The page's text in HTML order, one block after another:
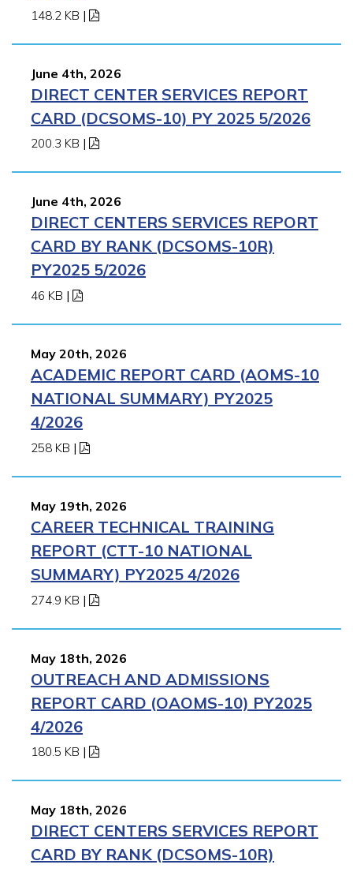
148.2 KB |
June 4th, 2026
DIRECT CENTER SERVICES REPORT
CARD (DCSOMS-10) PY 2025 5/2026
200.3 KB |
June 4th, 2026
DIRECT CENTERS SERVICES REPORT
CARD BY RANK (DCSOMS-10R)
PY2025 5/2026
46 KB |
May 20th, 2026
ACADEMIC REPORT CARD (AOMS-10
NATIONAL SUMMARY) PY2025
4/2026
258 KB |
May 19th, 2026
CAREER TECHNICAL TRAINING
REPORT (CTT-10 NATIONAL
SUMMARY) PY2025 4/2026
274.9 KB |
May 18th, 2026
OUTREACH AND ADMISSIONS
REPORT CARD (OAOMS-10) PY2025
4/2026
180.5 KB |
May 18th, 2026
DIRECT CENTERS SERVICES REPORT
CARD BY RANK (DCSOMS-10R)